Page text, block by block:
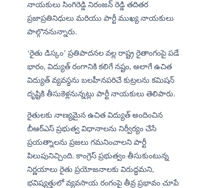
నాయకులు సింగిరెడ్డి నిరంజన్ రెడ్డి తదితర
ప్రజాప్రతినిధులు మరియు పార్టీ ముఖ్య నాయకులు
పాల్గొననున్నారు.
‘రైతు డిస్కం’ ప్రతిపాదనల వల్ల రాష్ట్ర రైతాంగంపై పడే
భారం, విద్యుత్ రంగానికి కలిగే నష్టం, అలాగే ఉచిత
విద్యుత్ వ్యవస్థను బలహీనపరిచే కుట్రలను కమిషన్
దృష్టికి తీసుకెళ్లనున్నట్లు పార్టీ నాయకులు తెలిపారు.
రైతులకు నాణ్యమైన ఉచిత విద్యుత్ అందించిన
బీఆర్ఎస్ ప్రభుత్వ విధానాలను నిర్వీర్యం చేసే
ప్రయత్నాలను ప్రజలు గమనించాలని పార్టీ
పిలుపునిచ్చింది. కాంగ్రెస్ ప్రభుత్వం తీసుకుంటున్న
నిర్ణయాలు రైతు ప్రయోజనాలకు విరుద్ధమని,
భవిష్యత్తులో వ్యవసాయ రంగంపై తీవ్ర ప్రభావం చూపే